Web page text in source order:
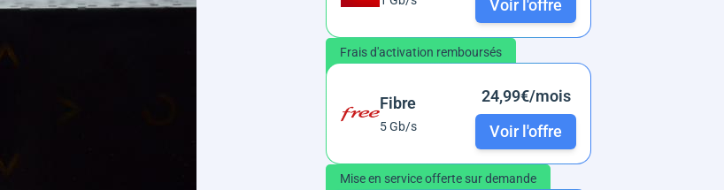
Voir l'offre
Frais d'activation remboursés
Fibre
5 Gb/s
24,99€/mois
Voir l'offre
Mise en service offerte sur demande